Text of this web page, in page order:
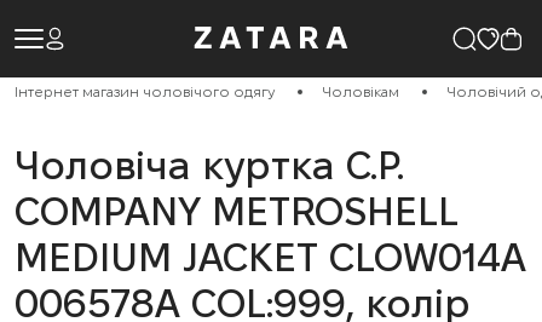
Інтернет магазин чоловічого одягу Чоловікам Чоловічий
Чоловіча куртка C.P.
COMPANY METROSHELL
MEDIUM JACKET CLOW014A
006578A COL:999, колір